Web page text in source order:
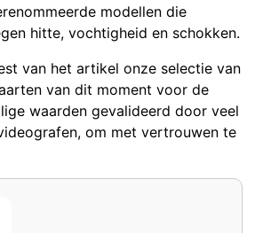
modellen die
hitte, vochtigheid en schokken.
van het artikel onze selectie van
van dit moment voor de
waarden gevalideerd door veel
om met vertrouwen te